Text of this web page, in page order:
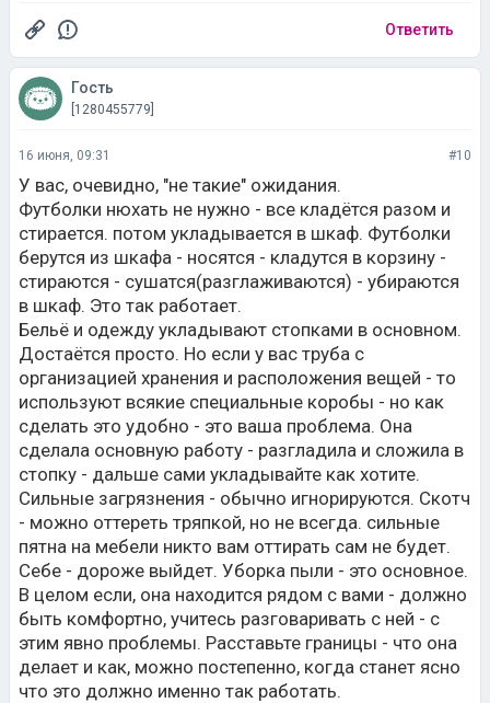
Ответить
Гость
[1280455779]
16 июня, 09:31 #10
У вас, очевидно, "не такие" ожидания.
Футболки нюхать не нужно - все кладётся разом и
стирается. потом укладывается в шкаф. Футболки
берутся из шкафа - носятся - кладутся в корзину -
стираются - сушатся(разглаживаются) - убираются
в шкаф. Это так работает.
Бельё и одежду укладывают стопками в основном.
Достаётся просто. Но если у вас труба с
организацией хранения и расположения вещей - то
используют всякие специальные коробы - но как
сделать это удобно - это ваша проблема. Она
сделала основную работу - разгладила и сложила в
стопку - дальше сами укладывайте как хотите.
Сильные загрязнения - обычно игнорируются. Скотч
- можно оттереть тряпкой, но не всегда. сильные
пятна на мебели никто вам оттирать сам не будет.
Себе - дороже выйдет. Уборка пыли - это основное.
В целом если, она находится рядом с вами - должно
быть комфортно, учитесь разговаривать с ней - с
этим явно проблемы. Расставьте границы - что она
делает и как, можно постепенно, когда станет ясно
что это должно именно так работать.